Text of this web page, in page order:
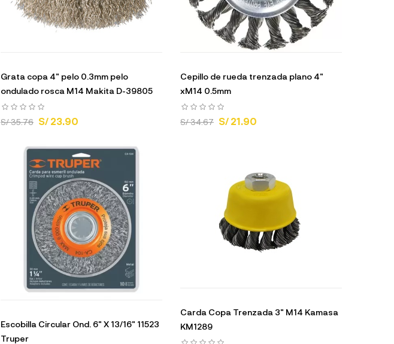
Grata copa 4" pelo 0.3mm pelo
ondulado rosca M14 Makita D-39805
S/ 35.76 S/ 23.90
Cepillo de rueda trenzada plano 4"
xM14 0.5mm
S/ 34.67 S/ 21.90
Escobilla Circular Ond. 6" X 13/16" 11523
Truper
Carda Copa Trenzada 3" M14 Kamasa
KM1289